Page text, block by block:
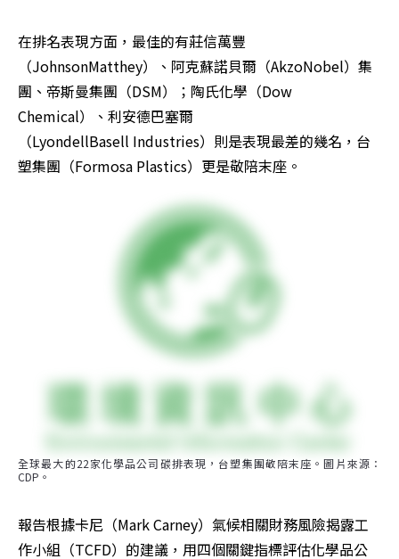
在排名表現方面，最佳的有莊信萬豐
（JohnsonMatthey）、阿克蘇諾貝爾（AkzoNobel）集
團、帝斯曼集團（DSM）；陶氏化學（Dow
Chemical）、利安德巴塞爾
（LyondellBasell Industries）則是表現最差的幾名，台
塑集團（Formosa Plastics）更是敬陪末座。
全球最大的22家化學品公司碳排表現，台塑集團敬陪末座。圖片來源：
CDP。
報告根據卡尼（Mark Carney）氣候相關財務風險揭露工
作小組（TCFD）的建議，用四個關鍵指標評估化學品公